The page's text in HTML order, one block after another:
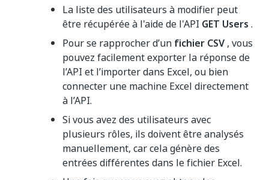
La liste des utilisateurs à modifier peut
être récupérée à l'aide de l'API GET Users .
Pour se rapprocher d’un fichier CSV , vous
pouvez facilement exporter la réponse de
l’API et l’importer dans Excel, ou bien
connecter une machine Excel directement
à l’API.
Si vous avez des utilisateurs avec
plusieurs rôles, ils doivent être analysés
manuellement, car cela génère des
entrées différentes dans le fichier Excel.